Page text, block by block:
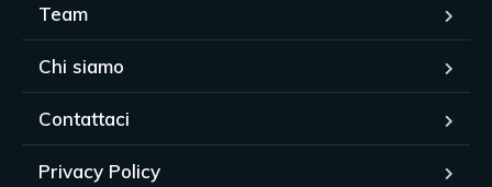
Team
Chi siamo
Contattaci
Privacy Policy